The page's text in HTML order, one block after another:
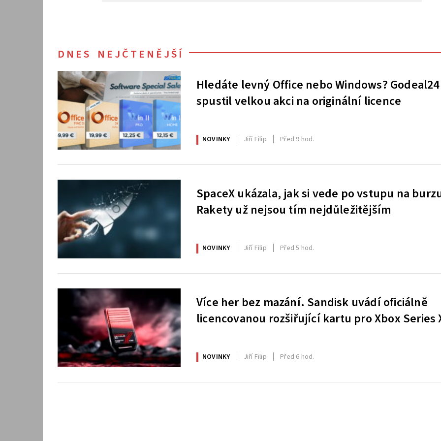
DNES NEJČTENĚJŠÍ
Hledáte levný Office nebo Windows? Godeal24
spustil velkou akci na originální licence
NOVINKY Jiří Filip Před 9 hod.
SpaceX ukázala, jak si vede po vstupu na
Rakety už nejsou tím nejdůležitějším
NOVINKY Jiří Filip Před 5 hod.
Více her bez mazání. Sandisk uvádí oficiálně
licencovanou rozšiřující kartu pro Xbox Series
NOVINKY Jiří Filip Před 6 hod.